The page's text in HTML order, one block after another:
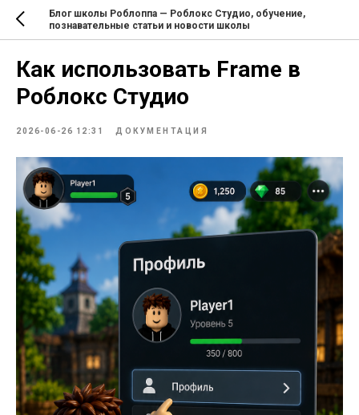
Блог школы Роблоппа — Роблокс Студио, обучение,
познавательные статьи и новости школы
Как использовать Frame в
Роблокс Студио
2026-06-26 12:31 ДОКУМЕНТАЦИЯ